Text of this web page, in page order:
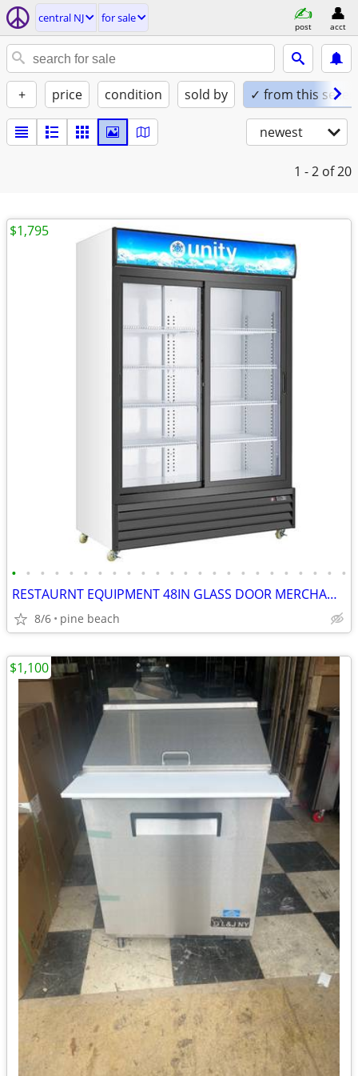
central NJ for sale
post acct
+ price condition sold by ✓ from this seller
newest
1 - 2 of 20
• • • • • • • • • • • • • • • • • • • • • • • •
RESTAURNT EQUIPMENT 48IN GLASS DOOR MERCHANDISER
8/6 pine beach
$1,795
$1,100